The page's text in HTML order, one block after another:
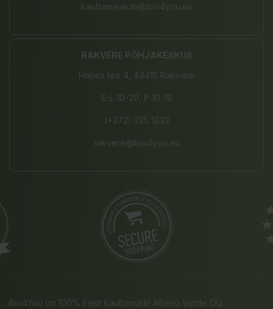
kaubamajakas@bio4you.eu
RAKVERE PÕHJAKESKUS
Haljala tee 4, 44415 Rakvere
E-L 10-20, P 10-19
(+372) 325 1833
rakvere@bio4you.eu
Bio4You on 100% Eesti kaubamärk! Albero Verde OÜ